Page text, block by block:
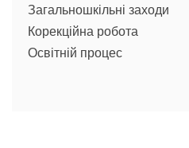
Загальношкільні заходи
Корекційна робота
Освітній процес